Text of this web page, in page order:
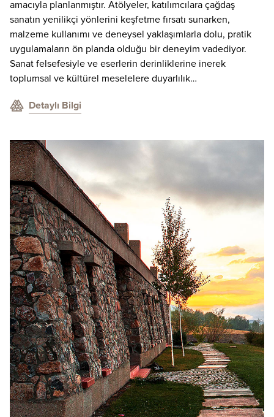
amacıyla planlanmıştır. Atölyeler, katılımcılara çağdaş
sanatın yenilikçi yönlerini keşfetme fırsatı sunarken,
malzeme kullanımı ve deneysel yaklaşımlarla dolu, pratik
uygulamaların ön planda olduğu bir deneyim vadediyor.
Sanat felsefesiyle ve eserlerin derinliklerine inerek
toplumsal ve kültürel meselelere duyarlılık…
Detaylı Bilgi